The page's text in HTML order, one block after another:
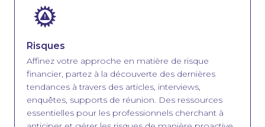
Image
Risques
Affinez votre approche en matière de risque
financier, partez à la découverte des dernières
tendances à travers des articles, interviews,
enquêtes, supports de réunion. Des ressources
essentielles pour les professionnels cherchant à